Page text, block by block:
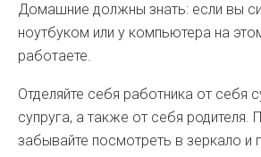
Домашние должны знать: если вы
ноутбуком или у компьютера на
работаете.
Отделяйте себя работника от себя
супруга, а также от себя родителя.
забывайте посмотреть в зеркало и